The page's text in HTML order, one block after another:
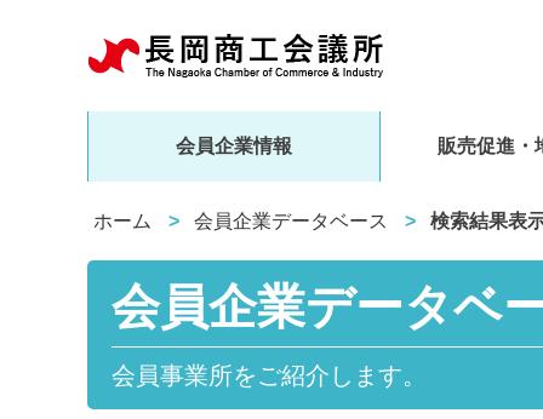
会員企業情報 販売促進・
ホーム 会員企業データベース 検索結果表
会員企業データベ
会員事業所をご紹介します。